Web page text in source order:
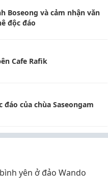
Boseong và cảm nhận văn
độc đáo
Cafe Rafik
của chùa Saseongam
yên ở đảo Wando